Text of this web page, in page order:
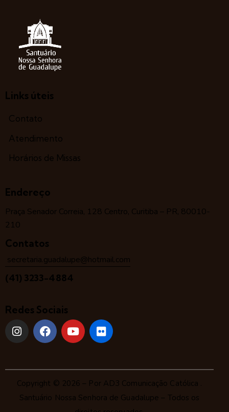
Links úteis
Contato
Atendimento
Horários de Missas
Endereço
Praça Senador Correia, 128 Centro, Curitiba – PR, 80010-
210
Contatos
secretaria.guadalupe@hotmail.com
(41) 3233-4884
Redes Sociais
Copyright © 2026 – Por AD3 Comunicação Católica .
Santuário Nossa Senhora de Guadalupe – Todos os